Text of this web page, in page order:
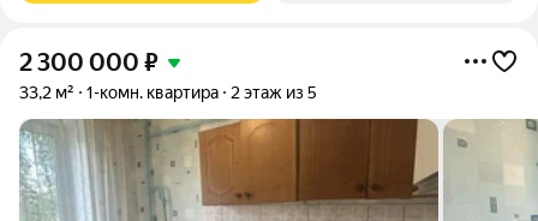
2 300 000 ₽
33,2 м² 1-комн. квартира 2 этаж из 5